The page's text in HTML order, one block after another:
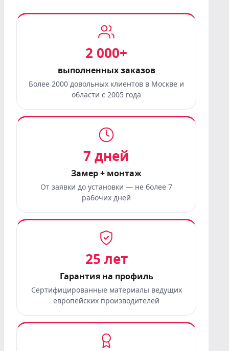
2 000+
выполненных заказов
Более 2000 довольных клиентов в Москве и
области с 2005 года
7 дней
Замер + монтаж
От заявки до установки — не более 7
рабочих дней
25 лет
Гарантия на профиль
Сертифицированные материалы ведущих
европейских производителей